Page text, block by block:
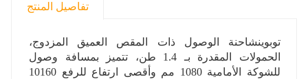
تفاصيل المنتج
توبوينشاحنة الوصول ذات المقص العميق المزدوج،
الحمولات المقدرة بـ 1.4 طن، تتميز بمسافة وصول
للشوكة الأمامية 1080 مم وأقصى ارتفاع للرفع 10160